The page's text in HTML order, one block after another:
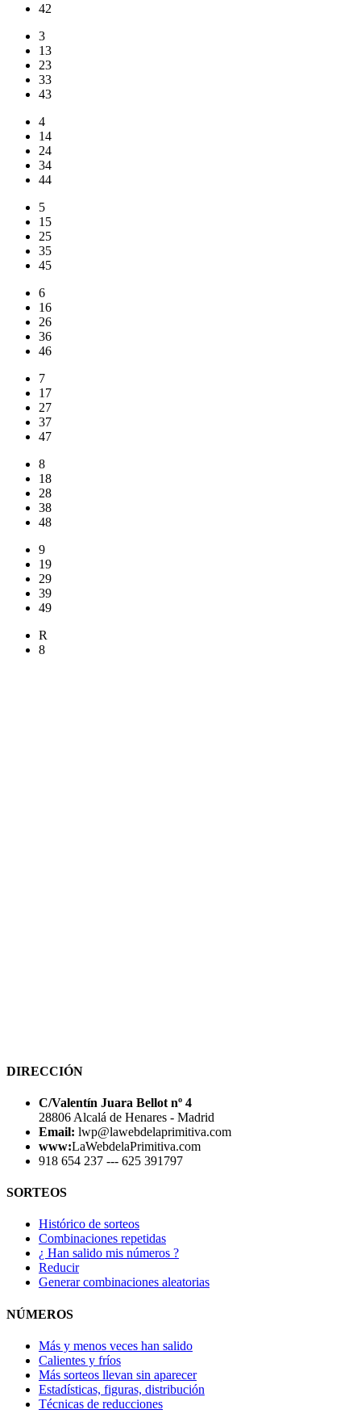
42
3
13
23
33
43
4
14
24
34
44
5
15
25
35
45
6
16
26
36
46
7
17
27
37
47
8
18
28
38
48
9
19
29
39
49
R
8
DIRECCIÓN
C/Valentín Juara Bellot nº 4
28806 Alcalá de Henares - Madrid
Email: lwp@lawebdelaprimitiva.com
www:LaWebdelaPrimitiva.com
918 654 237 --- 625 391797
SORTEOS
Histórico de sorteos
Combinaciones repetidas
¿ Han salido mis números ?
Reducir
Generar combinaciones aleatorias
NÚMEROS
Más y menos veces han salido
Calientes y fríos
Más sorteos llevan sin aparecer
Estadísticas, figuras, distribución
Técnicas de reducciones